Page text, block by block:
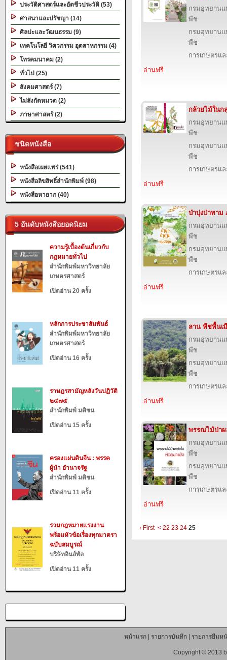
ประวัติศาสตร์และอัตชีวประวัติ (53)
ศาสนาและปรัชญา (14)
ศิลปะและวัฒนธรรม (9)
เทคโนโลยี วิศวกรรม อุตสาหกรรม (4)
โทรคมนาคม (2)
ทั่วไป (25)
สังคมศาสตร์ (7)
ไม่สังกัดหมวด (2)
ภาษาศาสตร์ (2)
ชนิดหนังสือ
หนังสือเผยแพร่ (541)
หนังสือลิขสิทธิ์สำนักพิมพ์ (98)
หนังสือหายาก (40)
5 อันดับหนังสือยอดนิยม
ความรู้เบื้องต้นเกี่ยวกับ
กฎหมายทั่วไป
สำนักพิมพ์มหาวิทยาลัย
เกษตรศาสตร์
เปิดอ่าน 20 ครั้ง
หลักการประชาสัมพันธ์
สำนักพิมพ์มหาวิทยาลัย
เกษตรศาสตร์
เปิดอ่าน 16 ครั้ง
ราษฎรสามัญหลังวันปฏิวัติ
๒๔๗๕
สำนักพิมพ์ มติชน
เปิดอ่าน 15 ครั้ง
ครองแผ่นดินจีน : พรรค
ผู้นำ อำนาจรัฐ
สำนักพิมพ์ มติชน
เปิดอ่าน 11 ครั้ง
รวมกฎหมายแรงงาน
พร้อมหัวข้อเรื่องทุกมาตรา
ฉบับสมบูรณ์
บริษัทอินส์พัล
เปิดอ่าน 11 ครั้ง
กรมอุทยาน
พืช
กรมอุทยาน
พืช
การเกษตรแ
อ่านฟรี
กล้วยไม้ในก
กรมอุทยาน
พืช
กรมอุทยาน
พืช
การเกษตรแ
อ่านฟรี
ป่าบุ่งป่าทาม
กรมอุทยาน
พืช
กรมอุทยาน
พืช
การเกษตรแ
อ่านฟรี
ลาน พืชพื้นเ
กรมอุทยาน
พืช
กรมอุทยาน
พืช
การเกษตรแ
อ่านฟรี
พรรณไม้ป่าผ
กรมอุทยาน
พืช
กรมอุทยาน
พืช
การเกษตรแ
อ่านฟรี
‹ First < 22 23 24 25
หน้าแรก| รายการบันทึก| รายการยืมห
Copyright © 2013